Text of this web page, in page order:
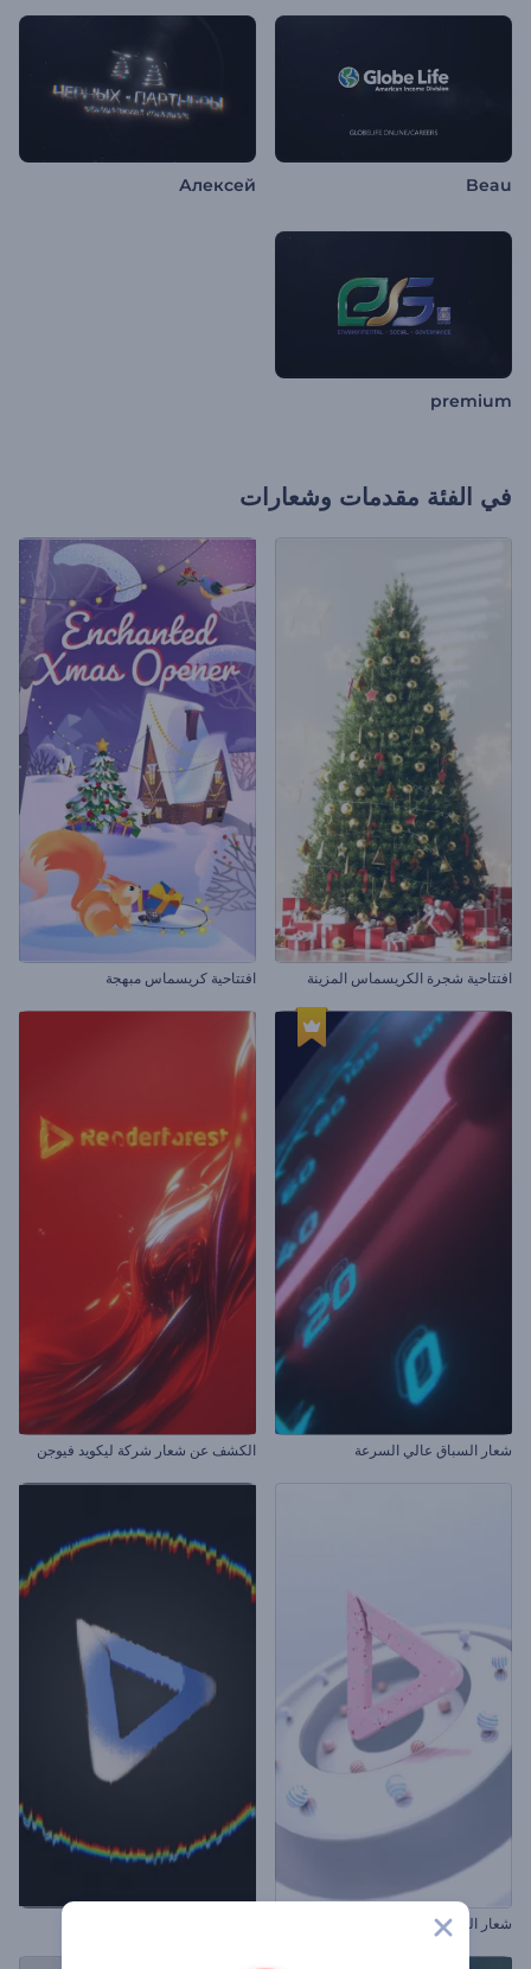
Beau
Алексей
premium
في الفئة مقدمات وشعارات
افتتاحية شجرة الكريسماس المزينة افتتاحية كريسماس مبهجة
شعار السباق عالي السرعة الكشف عن شعار شركة ليكويد فيوجن
شعار الكرة المكسورة الملهم